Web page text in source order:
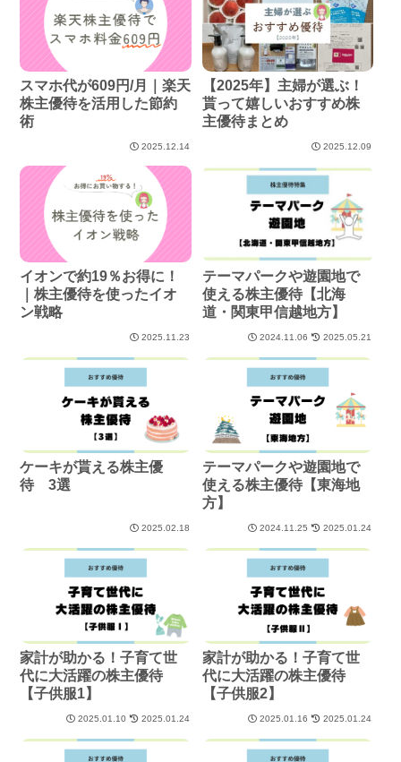
スマホ代が609円/月｜楽天
株主優待を活用した節約
術
2025.12.14
【2025年】主婦が選ぶ！
貰って嬉しいおすすめ株
主優待まとめ
2025.12.09
イオンで約19％お得に！
｜株主優待を使ったイオ
ン戦略
2025.11.23
テーマパークや遊園地で
使える株主優待【北海
道・関東甲信越地方】
2024.11.06 2025.05.21
ケーキが貰える株主優
待 3選
2025.02.18
テーマパークや遊園地で
使える株主優待【東海地
方】
2024.11.25 2025.01.24
家計が助かる！子育て世
代に大活躍の株主優待
【子供服1】
2025.01.10 2025.01.24
家計が助かる！子育て世
代に大活躍の株主優待
【子供服2】
2025.01.16 2025.01.24